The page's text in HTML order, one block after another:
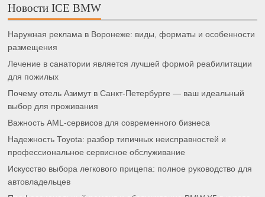
Новости ICE BMW
Наружная реклама в Воронеже: виды, форматы и особенности
размещения
Лечение в санатории является лучшей формой реабилитации
для пожилых
Почему отель Азимут в Санкт-Петербурге — ваш идеальный
выбор для проживания
Важность AML-сервисов для современного бизнеса
Надежность Toyota: разбор типичных неисправностей и
профессиональное сервисное обслуживание
Искусство выбора легкового прицепа: полное руководство для
автовладельцев